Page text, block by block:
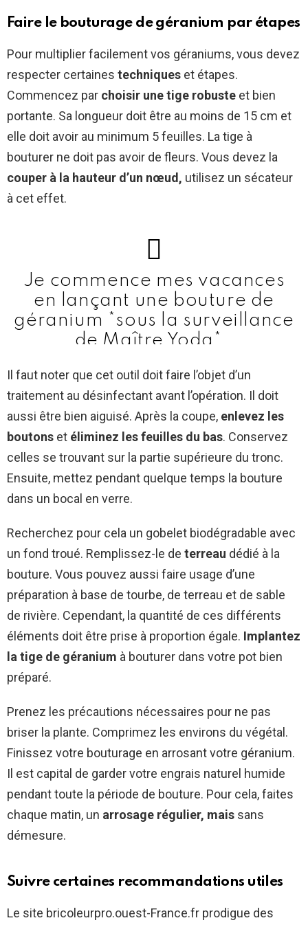
Faire le bouturage de géranium par étapes
Pour multiplier facilement vos géraniums, vous devez
respecter certaines techniques et étapes.
Commencez par choisir une tige robuste et bien
portante. Sa longueur doit être au moins de 15 cm et
elle doit avoir au minimum 5 feuilles. La tige à
bouturer ne doit pas avoir de fleurs. Vous devez la
couper à la hauteur d’un nœud, utilisez un sécateur
à cet effet.
Je commence mes vacances
en lançant une bouture de
géranium *sous la surveillance
de Maître Yoda*…
— Micro-Patricule Fine
(@PatriciaCstn)June 24, 2018
Il faut noter que cet outil doit faire l’objet d’un
traitement au désinfectant avant l’opération. Il doit
aussi être bien aiguisé. Après la coupe, enlevez les
boutons et éliminez les feuilles du bas. Conservez
celles se trouvant sur la partie supérieure du tronc.
Ensuite, mettez pendant quelque temps la bouture
dans un bocal en verre.
Recherchez pour cela un gobelet biodégradable avec
un fond troué. Remplissez-le de terreau dédié à la
bouture. Vous pouvez aussi faire usage d’une
préparation à base de tourbe, de terreau et de sable
de rivière. Cependant, la quantité de ces différents
éléments doit être prise à proportion égale. Implantez
la tige de géranium à bouturer dans votre pot bien
préparé.
Prenez les précautions nécessaires pour ne pas
briser la plante. Comprimez les environs du végétal.
Finissez votre bouturage en arrosant votre géranium.
Il est capital de garder votre engrais naturel humide
pendant toute la période de bouture. Pour cela, faites
chaque matin, un arrosage régulier, mais sans
démesure.
Suivre certaines recommandations utiles
Le site bricoleurpro.ouest-France.fr prodigue des